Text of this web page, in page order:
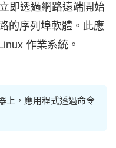
即透過網路遠端開始
的序列埠軟體。此應
作業系統。
上，應用程式透過命令